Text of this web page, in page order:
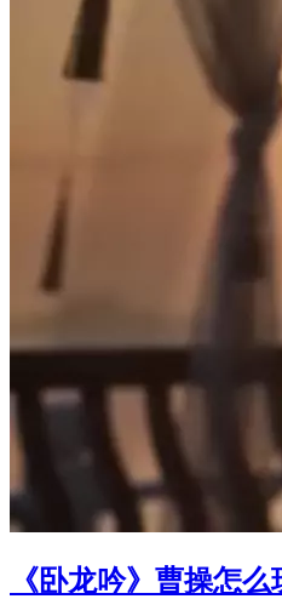
《卧龙吟》曹操怎